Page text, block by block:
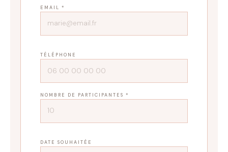
EMAIL *
TÉLÉPHONE
NOMBRE DE PARTICIPANTES *
DATE SOUHAITÉE